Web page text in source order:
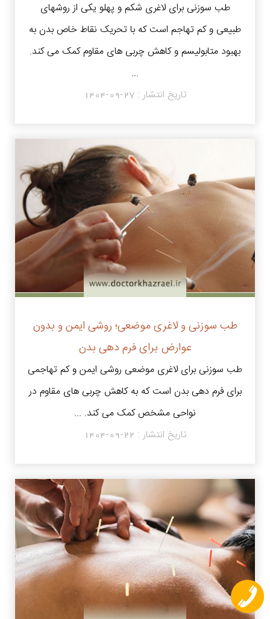
طب سوزنی برای لاغری شکم و پهلو یکی از روشهای
طبیعی و کم تهاجم است که با تحریک نقاط خاص بدن به
بهبود متابولیسم و کاهش چربی های مقاوم کمک می کند.
...
تاریخ انتشار :1404-09-27
طب سوزنی و لاغری موضعی؛ روشی ایمن و بدون
عوارض برای فرم دهی بدن
طب سوزنی برای لاغری موضعی روشی ایمن و کم‌ تهاجمی
برای فرم دهی بدن است که به کاهش چربی های مقاوم در
نواحی مشخص کمک می کند. ...
تاریخ انتشار : 1404-09-22